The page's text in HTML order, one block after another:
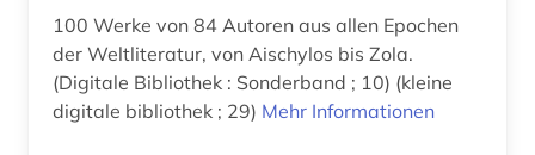
archiv (2)
archivbestand (1)
Oesterreich (8)
Osmanisches Reich (6)
Ostasien (5)
100 Werke von 84 Autoren aus allen Epochen
der Weltliteratur, von Aischylos bis Zola.
(Digitale Bibliothek : Sonderband ; 10) (kleine
digitale bibliothek ; 29) Mehr Informationen